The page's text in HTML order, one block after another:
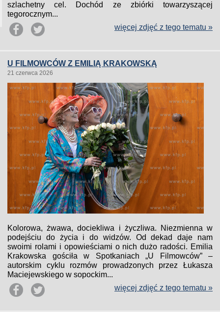
szlachetny cel. Dochód ze zbiórki towarzyszącej
tegorocznym...
więcej zdjęć z tego tematu »
U FILMOWCÓW Z EMILIĄ KRAKOWSKĄ
21 czerwca 2026
Kolorowa, żwawa, dociekliwa i życzliwa. Niezmienna w
podejściu do życia i do widzów. Od dekad daje nam
swoimi rolami i opowieściami o nich dużo radości. Emilia
Krakowska gościła w Spotkaniach „U Filmowców” –
autorskim cyklu rozmów prowadzonych przez Łukasza
Maciejewskiego w sopockim...
więcej zdjęć z tego tematu »